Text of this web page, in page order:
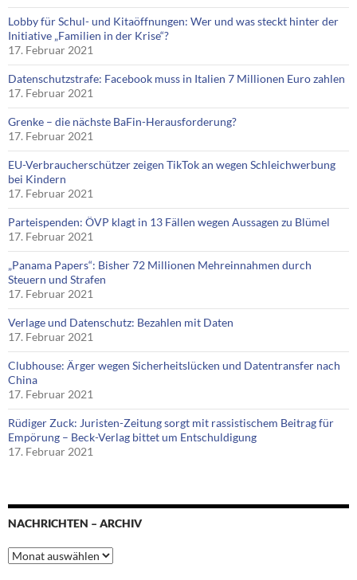
Lobby für Schul- und Kitaöffnungen: Wer und was steckt hinter der
Initiative „Familien in der Krise“?
17. Februar 2021
Datenschutzstrafe: Facebook muss in Italien 7 Millionen Euro zahlen
17. Februar 2021
Grenke – die nächste BaFin-Herausforderung?
17. Februar 2021
EU-Verbraucherschützer zeigen TikTok an wegen Schleichwerbung
bei Kindern
17. Februar 2021
Parteispenden: ÖVP klagt in 13 Fällen wegen Aussagen zu Blümel
17. Februar 2021
„Panama Papers“: Bisher 72 Millionen Mehreinnahmen durch
Steuern und Strafen
17. Februar 2021
Verlage und Datenschutz: Bezahlen mit Daten
17. Februar 2021
Clubhouse: Ärger wegen Sicherheitslücken und Datentransfer nach
China
17. Februar 2021
Rüdiger Zuck: Juristen-Zeitung sorgt mit rassistischem Beitrag für
Empörung – Beck-Verlag bittet um Entschuldigung
17. Februar 2021
NACHRICHTEN – ARCHIV
Nachrichten
–